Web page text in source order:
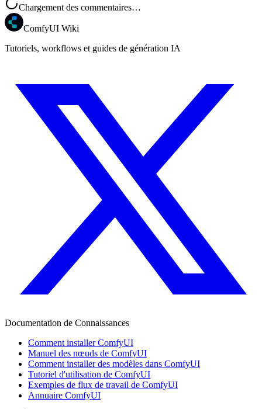
Chargement des commentaires…
ComfyUI Wiki
Tutoriels, workflows et guides de génération IA
Documentation de Connaissances
Comment installer ComfyUI
Manuel des nœuds de ComfyUI
Comment installer des modèles dans ComfyUI
Tutoriel d'utilisation de ComfyUI
Exemples de flux de travail de ComfyUI
Annuaire ComfyUI